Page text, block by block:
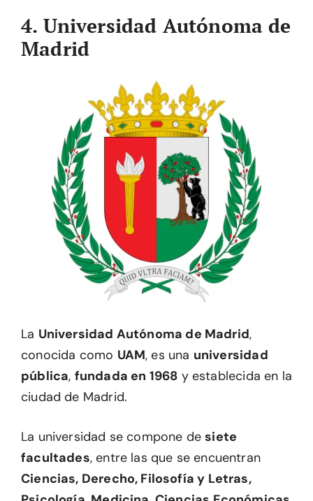
4. Universidad Autónoma de
Madrid
La Universidad Autónoma de Madrid,
conocida como UAM, es una universidad
pública, fundada en 1968 y establecida en la
ciudad de Madrid.
La universidad se compone desiete
facultades, entre las que se encuentran
Ciencias, Derecho, Filosofía y Letras,